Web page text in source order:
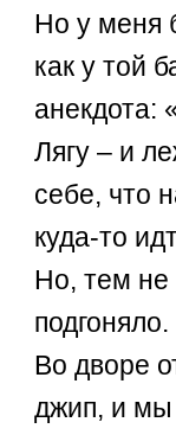
Но у меня
как у той
анекдота:
Лягу – и
себе, что
куда-то
Но, тем не
подгоняло.
Во дворе
джип, и мы